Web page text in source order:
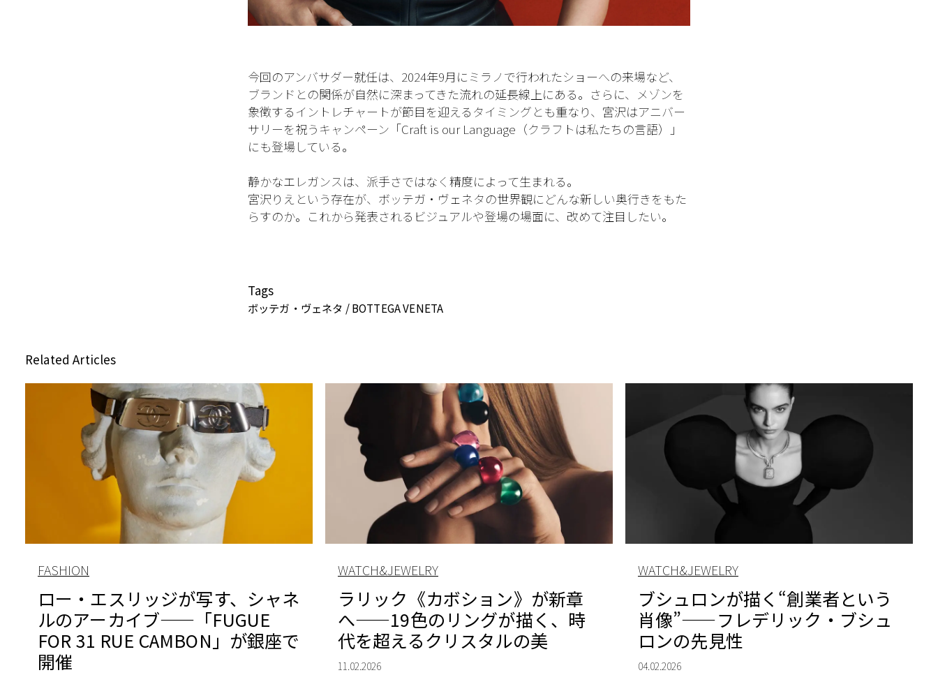
今回のアンバサダー就任は、2024年9月にミラノで行われたショーへの来場など、
ブランドとの関係が自然に深まってきた流れの延長線上にある。さらに、メゾンを
象徴するイントレチャートが節目を迎えるタイミングとも重なり、宮沢はアニバー
サリーを祝うキャンペーン「Craft is our Language（クラフトは私たちの言語）」
にも登場している。
静かなエレガンスは、派手さではなく精度によって生まれる。
宮沢りえという存在が、ボッテガ・ヴェネタの世界観にどんな新しい奥行きをもた
らすのか。これから発表されるビジュアルや登場の場面に、改めて注目したい。
Tags
ボッテガ・ヴェネタ / BOTTEGA VENETA
Related Articles
FASHION
ロー・エスリッジが写す、シャネ
ルのアーカイブ——「FUGUE
FOR 31 RUE CAMBON」が銀座で
開催
WATCH&JEWELRY
ラリック《カボション》が新章
へ——19色のリングが描く、時
代を超えるクリスタルの美
11.02.2026
WATCH&JEWELRY
ブシュロンが描く“創業者という
肖像”——フレデリック・ブシュ
ロンの先見性
04.02.2026